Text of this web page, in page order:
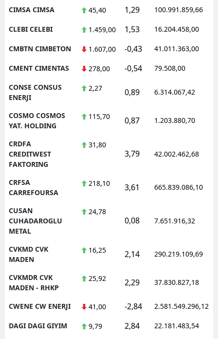
CIMSA CIMSA 45,40 1,29 100.991.859,66
CLEBI CELEBI 1.459,00 1,53 16.204.458,00
CMBTN CIMBETON 1.607,00 -0,43 41.011.363,00
CMENT CIMENTAS 278,00 -0,54 79.508,00
CONSE CONSUS
ENERJI
2,27 0,89 6.314.067,42
COSMO COSMOS
YAT. HOLDING
115,70 0,87 1.203.880,70
CRDFA
CREDITWEST
FAKTORING
31,80
3,79 42.002.462,68
CRFSA
CARREFOURSA
218,10 3,61 665.839.086,10
CUSAN
CUHADAROGLU
METAL
24,78
0,08 7.651.916,32
CVKMD CVK
MADEN
16,25 2,14 290.219.109,69
CVKMDR CVK
MADEN - RHKP
25,92 2,29 37.830.827,18
CWENE CW ENERJI 41,00 -2,84 2.581.549.296,12
DAGI DAGI GIYIM 9,79 2,84 22.181.483,54